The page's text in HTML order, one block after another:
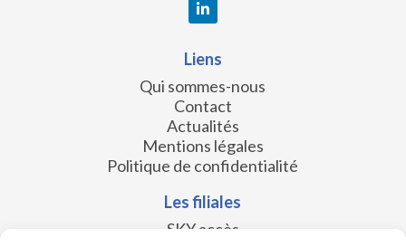
Liens
Qui sommes-nous
Contact
Actualités
Mentions légales
Politique de confidentialité
Les filiales
SKY accès